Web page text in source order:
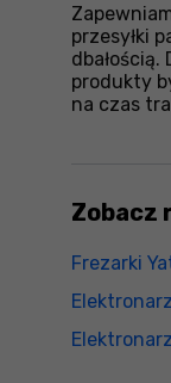
przesyłki
dbałością.
produkty
na czas
Zobacz
Frezarki